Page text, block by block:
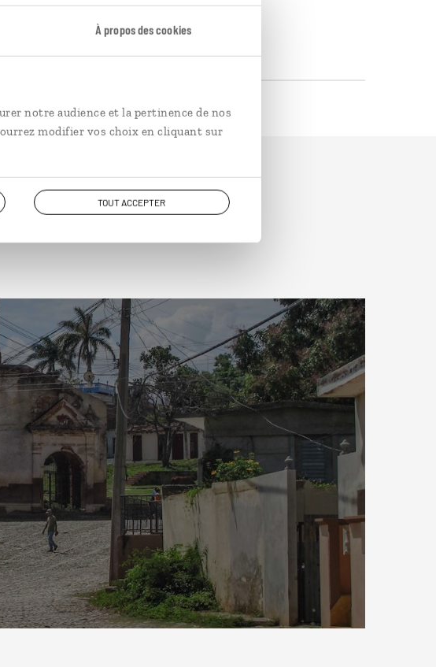
À propos des cookies
notre audience et la pertinence de nos
modifier vos choix en cliquant sur
TOUT ACCEPTER